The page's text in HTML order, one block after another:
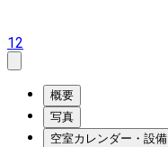
12
概要
写真
空室カレンダー・設備